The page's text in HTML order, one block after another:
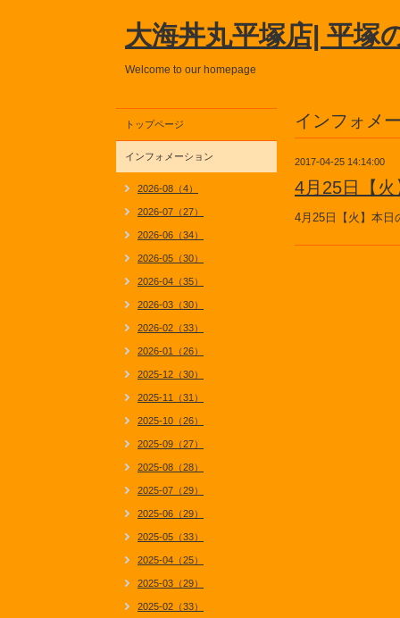
大海丼丸平塚店| 平塚
Welcome to our homepage
インフォメ
2017-04-25 14:14:00
4月25日【
4月25日【火】本日
トップページ
インフォメーション
2026-08（4）
2026-07（27）
2026-06（34）
2026-05（30）
2026-04（35）
2026-03（30）
2026-02（33）
2026-01（26）
2025-12（30）
2025-11（31）
2025-10（26）
2025-09（27）
2025-08（28）
2025-07（29）
2025-06（29）
2025-05（33）
2025-04（25）
2025-03（29）
2025-02（33）